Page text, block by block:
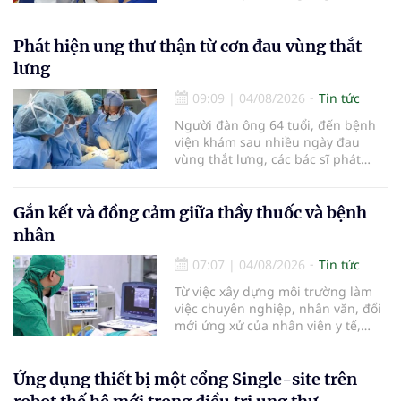
là những nội dung trọng tâm được
báo cáo tại Hội thảo khoa học cập
tiêu hóa - gan mật vừa diễn ra
ngày 1/8 tại Bệnh viện Đại học
quốc tế Hồng Bàng.
Phát hiện ung thư thận từ cơn đau vùng thắt
lưng
09:09 | 04/08/2026
Tin tức
Người đàn ông 64 tuổi, đến bệnh
viện khám sau nhiều ngày đau
vùng thắt lưng, các bác sĩ phát
biểu mô tế bào thận. Với khối u còn
ở giai đoạn sớm, người bệnh được
bằng phẫu thuật robot thay vì phải
cắt bỏ toàn bộ quả thận như trước
đây.
Gắn kết và đồng cảm giữa thầy thuốc và bệnh
nhân
07:07 | 04/08/2026
Tin tức
Từ việc xây dựng môi trường làm
việc chuyên nghiệp, nhân văn, đổi
mới ứng xử của nhân viên y tế,
đồng cảm, gắn kết cao giữa thầy
thuốc với bệnh nhân.
Ứng dụng thiết bị một cổng Single-site trên